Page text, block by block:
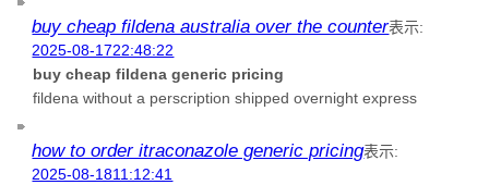
buy cheap fildena australia over the counter表示:
2025-08-1722:48:22
buy cheap fildena generic pricing
fildena without a perscription shipped overnight express
how to order itraconazole generic pricing表示:
2025-08-1811:12:41